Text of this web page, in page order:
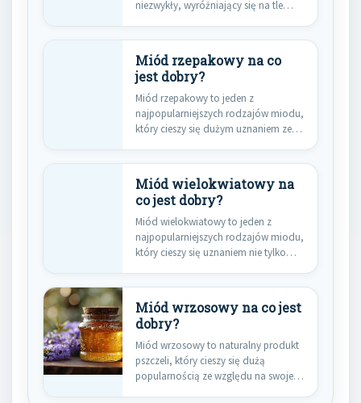
niezwykły, wyróżniający się na tle
Miód rzepakowy na co
jest dobry?
Miód rzepakowy to jeden z
najpopularniejszych rodzajów miodu,
który cieszy się dużym uznaniem ze
Miód wielokwiatowy na
co jest dobry?
Miód wielokwiatowy to jeden z
najpopularniejszych rodzajów miodu,
który cieszy się uznaniem nie tylko
Miód wrzosowy na co jest
dobry?
Miód wrzosowy to naturalny produkt
pszczeli, który cieszy się dużą
popularnością ze względu na swoje…